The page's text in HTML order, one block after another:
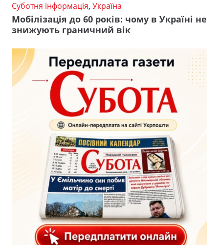
Суботня інформація, Україна
Мобілізація до 60 років: чому в Україні не
знижують граничний вік